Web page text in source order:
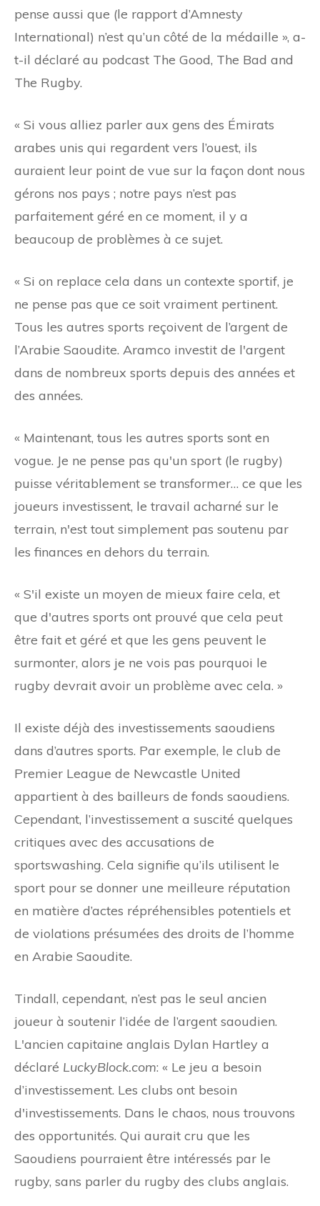
pense aussi que (le rapport d’Amnesty
International) n’est qu’un côté de la médaille », a-
t-il déclaré au podcast The Good, The Bad and
The Rugby.
« Si vous alliez parler aux gens des Émirats
arabes unis qui regardent vers l’ouest, ils
auraient leur point de vue sur la façon dont nous
gérons nos pays ; notre pays n’est pas
parfaitement géré en ce moment, il y a
beaucoup de problèmes à ce sujet.
« Si on replace cela dans un contexte sportif, je
ne pense pas que ce soit vraiment pertinent.
Tous les autres sports reçoivent de l’argent de
l’Arabie Saoudite. Aramco investit de l'argent
dans de nombreux sports depuis des années et
des années.
« Maintenant, tous les autres sports sont en
vogue. Je ne pense pas qu'un sport (le rugby)
puisse véritablement se transformer… ce que les
joueurs investissent, le travail acharné sur le
terrain, n'est tout simplement pas soutenu par
les finances en dehors du terrain.
« S'il existe un moyen de mieux faire cela, et
que d'autres sports ont prouvé que cela peut
être fait et géré et que les gens peuvent le
surmonter, alors je ne vois pas pourquoi le
rugby devrait avoir un problème avec cela. »
Il existe déjà des investissements saoudiens
dans d’autres sports. Par exemple, le club de
Premier League de Newcastle United
appartient à des bailleurs de fonds saoudiens.
Cependant, l’investissement a suscité quelques
critiques avec des accusations de
sportswashing. Cela signifie qu’ils utilisent le
sport pour se donner une meilleure réputation
en matière d’actes répréhensibles potentiels et
de violations présumées des droits de l’homme
en Arabie Saoudite.
Tindall, cependant, n’est pas le seul ancien
joueur à soutenir l’idée de l’argent saoudien.
L'ancien capitaine anglais Dylan Hartley a
déclaré LuckyBlock.com: « Le jeu a besoin
d’investissement. Les clubs ont besoin
d'investissements. Dans le chaos, nous trouvons
des opportunités. Qui aurait cru que les
Saoudiens pourraient être intéressés par le
rugby, sans parler du rugby des clubs anglais.